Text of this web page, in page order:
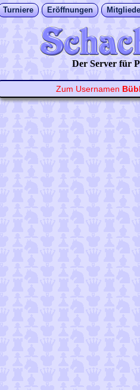
Turniere Eröffnungen
Der Server für
Zum Usernamen